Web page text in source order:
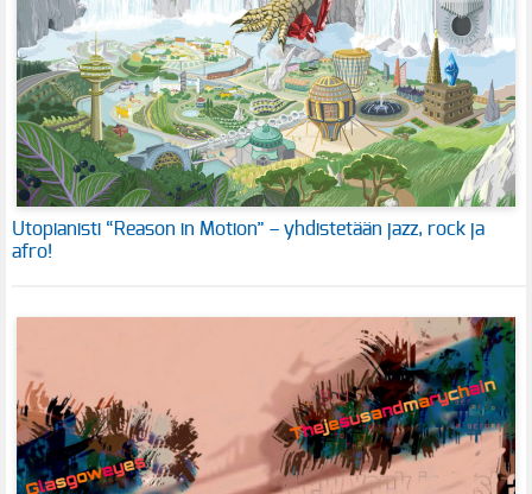
Utopianisti “Reason in Motion” – yhdistetään jazz, rock ja
afro!